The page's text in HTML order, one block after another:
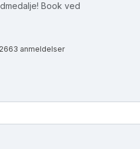
Book ved
anmeldelser